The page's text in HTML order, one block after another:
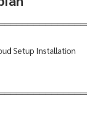
Setup Installation